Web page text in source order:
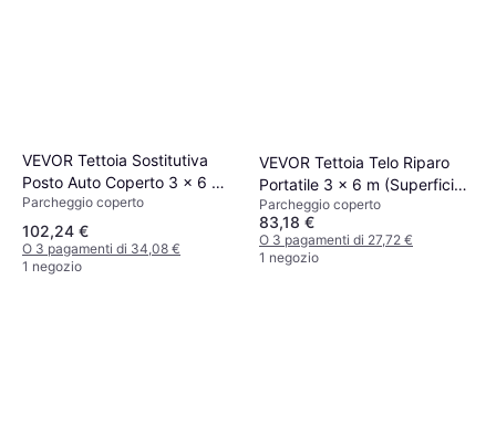
VEVOR Tettoia Sostitutiva
Posto Auto Coperto 3 x 6 m
(Superficie edificio )
Parcheggio coperto
102,24 €
O 3 pagamenti di 34,08 €
1 negozio
VEVOR Tettoia Telo Riparo
Portatile 3 x 6 m (Superficie
edificio )
Parcheggio coperto
83,18 €
O 3 pagamenti di 27,72 €
1 negozio